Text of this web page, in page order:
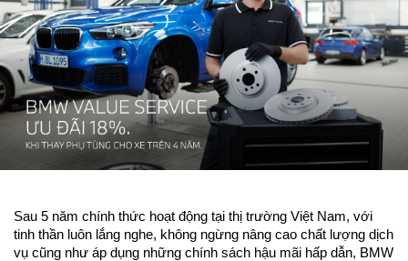
Sau 5 năm chính thức hoạt động tại thị trường Việt Nam, với
tinh thần luôn lắng nghe, không ngừng nâng cao chất lượng dịch
vụ cũng như áp dụng những chính sách hậu mãi hấp dẫn, BMW